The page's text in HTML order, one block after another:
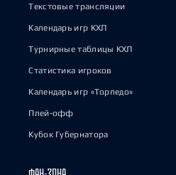
Текстовые трансляции
Календарь игр КХЛ
Турнирные таблицы КХЛ
Статистика игроков
Календарь игр «Торпедо»
Плей-офф
Кубок Губернатора